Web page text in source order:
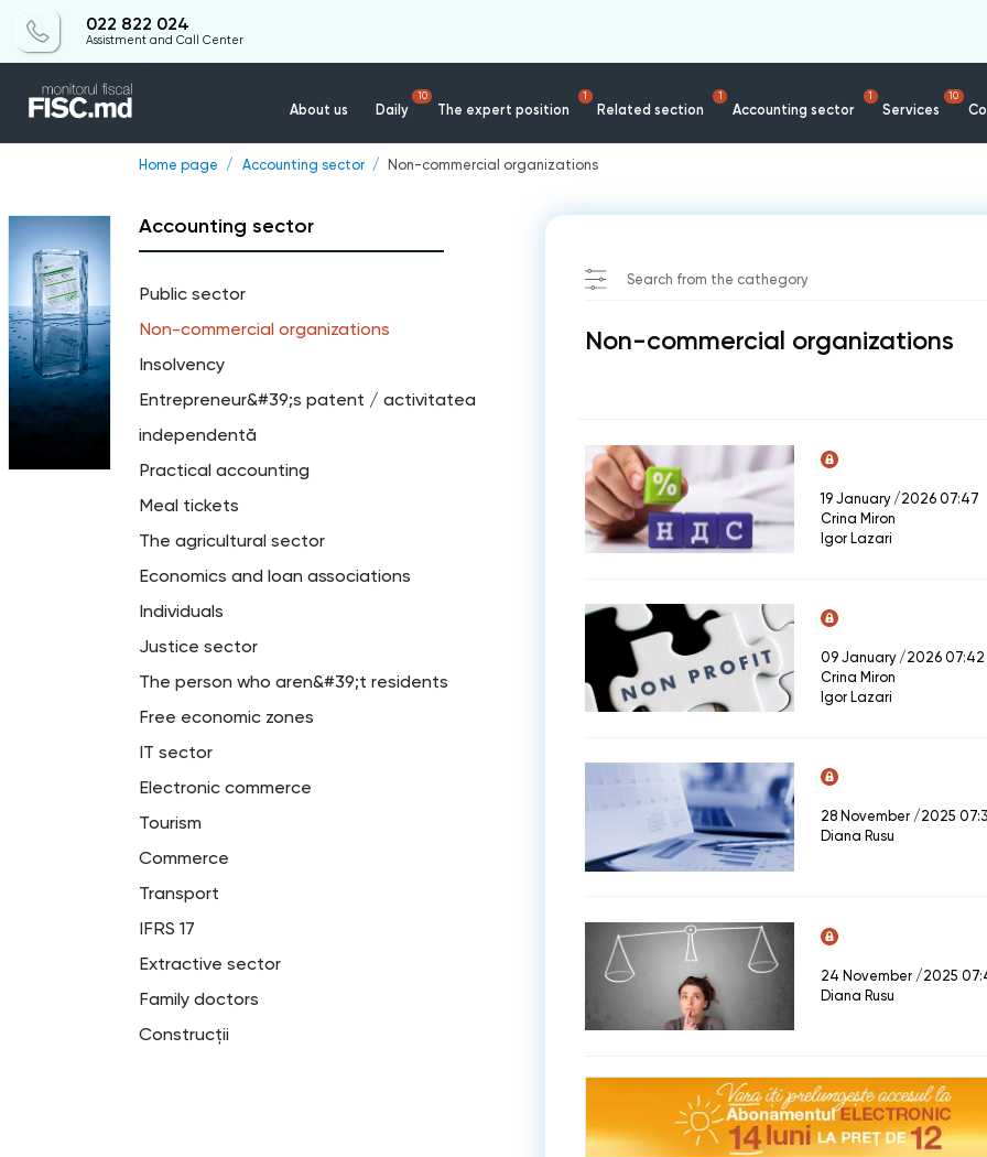
022 822 024
Assistment and Call Center
About us Daily
10
The expert position
1
Related section
1
Accounting sector
1
Services
10
Home page Accounting sector Non-commercial organizations
Accounting sector
Public sector
Non-commercial organizations
Insolvency
Entrepreneur&#39;s patent / activitatea
independentă
Practical accounting
Meal tickets
The agricultural sector
Economics and loan associations
Individuals
Justice sector
The person who aren&#39;t residents
Free economic zones
IT sector
Electronic commerce
Tourism
Commerce
Transport
IFRS 17
Extractive sector
Family doctors
Construcții
Search from the cathegory
Non-commercial organizations
19 January /2026 07:47
Crina Miron
Igor Lazari
09 January /2026 07:42
Crina Miron
Igor Lazari
28 November /2025
Diana Rusu
24 November /2025
Diana Rusu